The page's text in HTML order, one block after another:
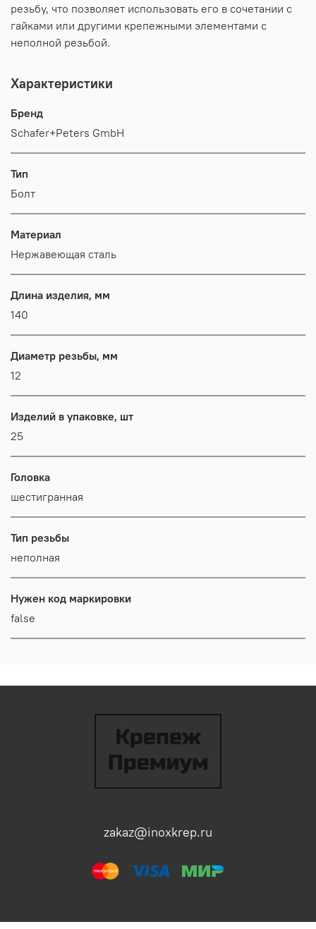
резьбу, что позволяет использовать его в сочетании с
гайками или другими крепежными элементами с
неполной резьбой.
Характеристики
Бренд
Schafer+Peters GmbH
Тип
Болт
Материал
Нержавеющая сталь
Длина изделия, мм
140
Диаметр резьбы, мм
12
Изделий в упаковке, шт
25
Головка
шестигранная
Тип резьбы
неполная
Нужен код маркировки
false
zakaz@inoxkrep.ru